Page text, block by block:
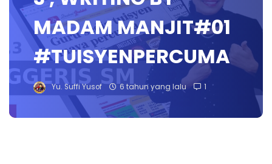
MADAM MANJIT#01
#TUISYENPERCUMA
Yu. Suffi Yusof 6 tahun yang lalu 1